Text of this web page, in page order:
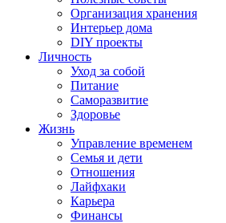
Организация хранения
Интерьер дома
DIY проекты
Личность
Уход за собой
Питание
Саморазвитие
Здоровье
Жизнь
Управление временем
Семья и дети
Отношения
Лайфхаки
Карьера
Финансы